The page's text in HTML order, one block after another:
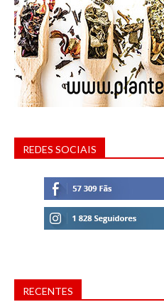
REDES SOCIAIS
RECENTES